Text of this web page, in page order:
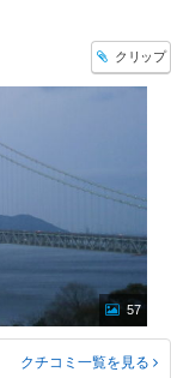
クリップ
57
クチコミ一覧を見る